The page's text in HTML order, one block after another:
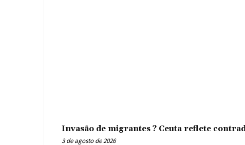
Invasão de migrantes ? Ceuta reflete
3 de agosto de 2026